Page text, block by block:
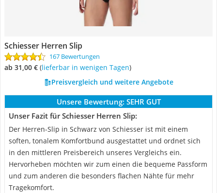
Schiesser Herren Slip
167 Bewertungen
ab 31,00 € ( Lieferbar in wenigen Tagen)
Preisvergleich und weitere Angebote
Unsere Bewertung: SEHR GUT
Unser Fazit für Schiesser Herren Slip:
Der Herren-Slip in Schwarz von Schiesser ist mit einem
soften, tonalem Komfortbund ausgestattet und ordnet sich
in den mittleren Preisbereich unseres Vergleichs ein.
Hervorheben möchten wir zum einen die bequeme Passform
und zum anderen die besonders flachen Nähte für mehr
Tragekomfort.